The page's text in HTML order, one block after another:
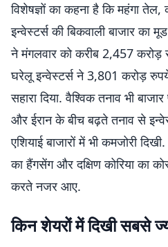
विशेषज्ञों का कहना है कि महंगा
इन्वेस्टर्स की बिकवाली बाजार का
ने मंगलवार को करीब 2,457 करोड़
घरेलू इन्वेस्टर्स ने 3,801 करोड़
सहारा दिया. वैश्विक तनाव भी
और ईरान के बीच बढ़ते तनाव से
एशियाई बाजारों में भी कमजोरी
का हैंगसेंग और दक्षिण कोरिया का
करते नजर आए.
किन शेयरों में दिखी सबसे